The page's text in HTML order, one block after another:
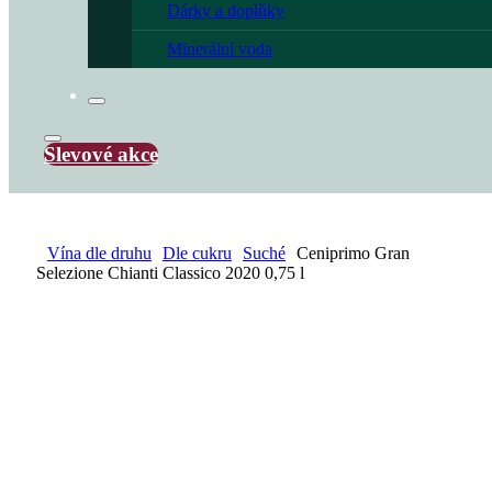
Dárky a doplňky
Minerální voda
Slevové akce
Vína dle druhu Dle cukru Suché Ceniprimo Gran
Selezione Chianti Classico 2020 0,75 l